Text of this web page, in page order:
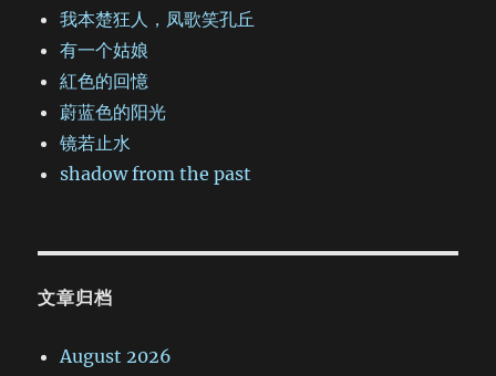
我本楚狂人，凤歌笑孔丘
有一个姑娘
紅色的回憶
蔚蓝色的阳光
镜若止水
shadow from the past
文章归档
August 2026